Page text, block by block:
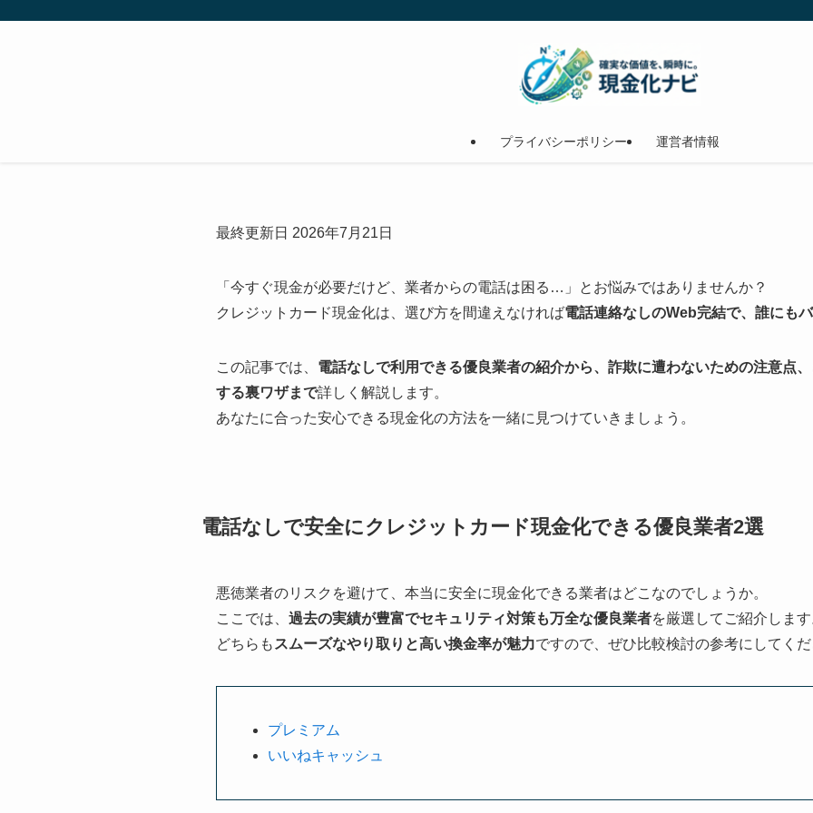
プライバシーポリシー 運営者情報
最終更新日 2026年7月21日
「今すぐ現金が必要だけど、業者からの電話は困る…」とお悩みではありませんか？
クレジットカード現金化は、選び方を間違えなければ電話連絡なしのWeb完結で、誰にも
この記事では、 電話なしで利用できる優良業者の紹介から、詐欺に遭わないための注意点
する裏ワザまで詳しく解説します。
あなたに合った安心できる現金化の方法を一緒に見つけていきましょう。
電話なしで安全にクレジットカード現金化できる優良業者2選
悪徳業者のリスクを避けて、本当に安全に現金化できる業者はどこなのでしょうか。
ここでは、 過去の実績が豊富でセキュリティ対策も万全な優良業者を厳選してご紹介します
どちらも スムーズなやり取りと高い換金率が魅力ですので、ぜひ比較検討の参考にしてくだ
プレミアム
いいねキャッシュ